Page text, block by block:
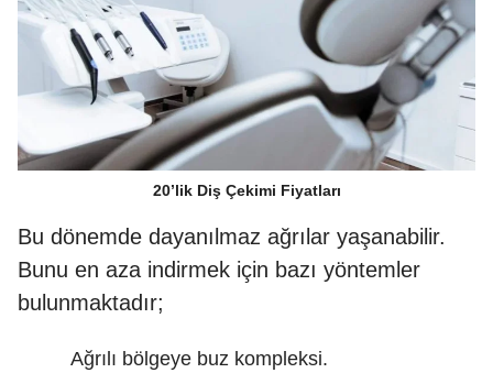
20’lik Diş Çekimi Fiyatları
Bu dönemde dayanılmaz ağrılar yaşanabilir.
Bunu en aza indirmek için bazı yöntemler
bulunmaktadır;
Ağrılı bölgeye buz kompleksi.